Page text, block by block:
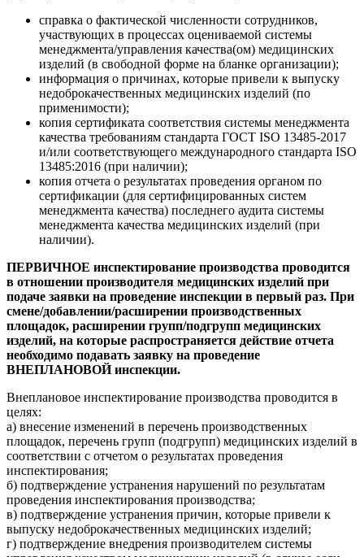
справка о фактической численности сотрудников,
участвующих в процессах оцениваемой системы
менеджмента/управления качества(ом) медицинских
изделий (в свободной форме на бланке организации);
информация о причинах, которые привели к выпуску
недоброкачественных медицинских изделий (по
применимости);
копия сертификата соответствия системы менеджмента
качества требованиям стандарта ГОСТ ISO 13485-2017
и/или соответствующего международного стандарта ISO
13485:2016 (при наличии);
копия отчета о результатах проведения органом по
сертификации (для сертифицированных систем
менеджмента качества) последнего аудита системы
менеджмента качества медицинских изделий (при
наличии).
ПЕРВИЧНОЕ инспектирование производства проводится
в отношении производителя медицинских изделий при
подаче заявки на проведение инспекции в первый раз. При
смене/добавлении/расширении производственных
площадок, расширении групп/подгрупп медицинских
изделий, на которые распространяется действие отчета
необходимо подавать заявку на проведение
ВНЕПЛАНОВОЙ инспекции.
Внеплановое инспектирование производства проводится в
целях:
а) внесение изменений в перечень производственных
площадок, перечень групп (подгрупп) медицинских изделий в
соответствии с отчетом о результатах проведения
инспектирования;
б) подтверждение устранения нарушений по результатам
проведения инспектирования производства;
в) подтверждение устранения причин, которые привели к
выпуску недоброкачественных медицинских изделий;
г) подтверждение внедрения производителем системы